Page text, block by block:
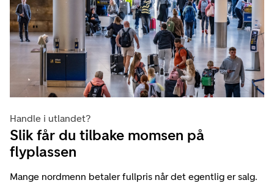
Handle i utlandet?
Slik får du tilbake momsen på
flyplassen
Mange nordmenn betaler fullpris når det egentlig er salg.